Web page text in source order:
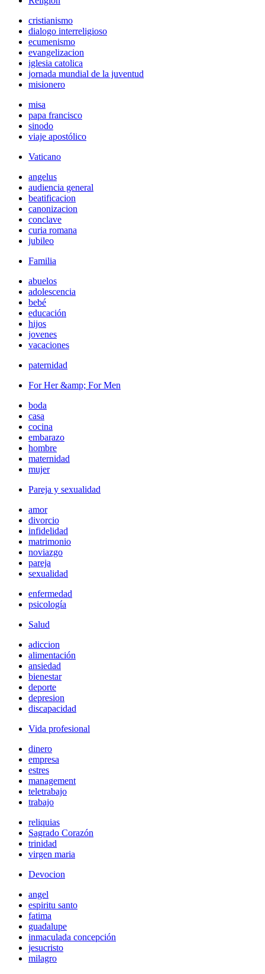
cristianismo
dialogo interreligioso
ecumenismo
evangelizacion
iglesia catolica
jornada mundial de la juventud
misionero
misa
papa francisco
sinodo
viaje apostólico
Vaticano
angelus
audiencia general
beatificacion
canonizacion
conclave
curia romana
jubileo
Familia
abuelos
adolescencia
bebé
educación
hijos
jovenes
vacaciones
paternidad
For Her &amp; For Men
boda
casa
cocina
embarazo
hombre
maternidad
mujer
Pareja y sexualidad
amor
divorcio
infidelidad
matrimonio
noviazgo
pareja
sexualidad
enfermedad
psicología
Salud
adiccion
alimentación
ansiedad
bienestar
deporte
depresion
discapacidad
Vida profesional
dinero
empresa
estres
management
teletrabajo
trabajo
reliquias
Sagrado Corazón
trinidad
virgen maria
Devocion
angel
espiritu santo
fatima
guadalupe
inmaculada concepción
jesucristo
milagro